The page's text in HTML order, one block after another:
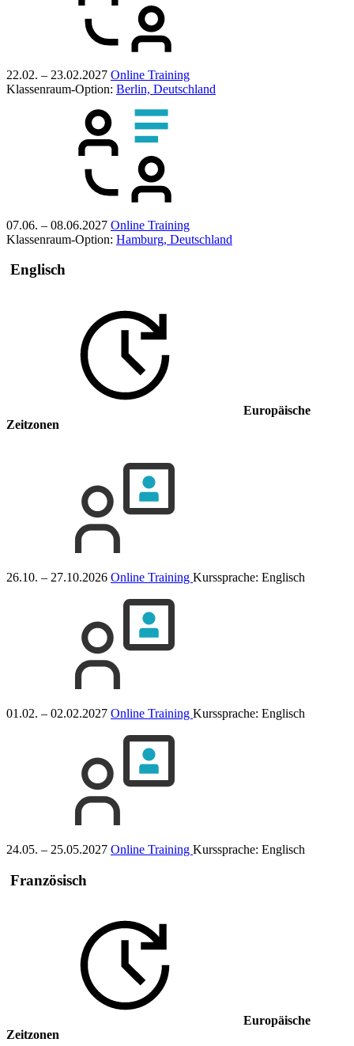
22.02. – 23.02.2027 Online Training
Klassenraum-Option: Berlin, Deutschland
07.06. – 08.06.2027 Online Training
Klassenraum-Option: Hamburg, Deutschland
Englisch
Europäische
Zeitzonen
26.10. – 27.10.2026 Online Training Kurssprache: Englisch
01.02. – 02.02.2027 Online Training Kurssprache: Englisch
24.05. – 25.05.2027 Online Training Kurssprache: Englisch
Französisch
Europäische
Zeitzonen